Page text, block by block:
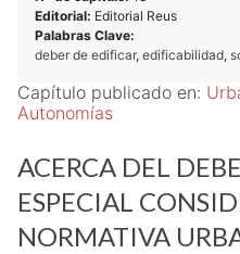
Editorial: Editorial Reus
Palabras Clave:
deber de edificar, edificabilidad,
Capítulo publicado en:
Autonomías
ACERCA DEL
ESPECIAL
NORMATIVA